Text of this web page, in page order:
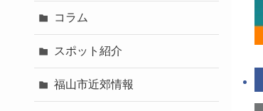
コラム
スポット紹介
福山市近郊情報